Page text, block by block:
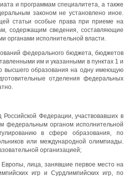
и программам специалитета, а также
законом не установлено иное.
статьи особые права при приеме на
содержащим сведения, составляющие
органами исполнительной власти.
федерального бюджета, бюджетов
им и указанными в пунктах 1 и
высшего образования на одну имеющую
отделения федеральных
Федерации, участвовавших в
федеральным органом исполнительной
в сфере образования, по
или международной олимпиады.
организацией;
лица, занявшие первое место на
игр и Сурдлимпийских игр, по